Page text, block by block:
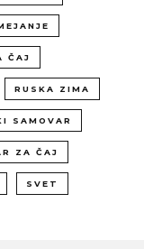
ČAJ
RUSKA ZIMA
SAMOVAR
ZA ČAJ
SVET